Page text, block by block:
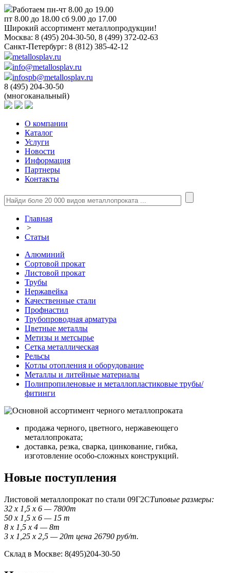
Работаем пн-чт 8.00 до 19.00
пт 8.00 до 18.00 сб 9.00 до 17.00
Широкий ассортимент металлопродукции!
Москва: 8 (495) 204-30-50, 8 (499) 372-02-63
Санкт-Петербург: 8 (812) 385-42-12
metallosplav.ru
info@metallosplav.ru
infospb@metallosplav.ru
8 (495) 204-30-50
(многоканальный)
О компании
Каталог
Услуги
Новости
Информация
Партнеры
Контакты
Главная
>
Статьи
Алюминий
Сортовой прокат
Листовой прокат
Трубы
Нержавейка
Качественные стали
Профнастил
Трубопроводная арматура
Цветные металлы
Метизы и метсырье
Сетка металлическая
Рельсы
Котлы отопления и оборудование
Металлы и литейные материалы
Полипропиленовые и металлопластиковые трубы/
фитинги
продажа черного, цветного, нержавеющего
металлопроката;
доставка, резка, сварка, цинкование, гибка,
изготовление особо-сложных конструкций.
Новые поступления
Листовой металлопрокат по стали 09Г2СТиповые размеры:
32 x 1,5 x 6 — 7800т
50 x 1,5 x 6 — 15 т
8 x 1,5 x 4 — 8т
3 x 1,25 x 2,5 — 20т цена 26790 руб/т.
Склад в Москве: 8(495)204-30-50